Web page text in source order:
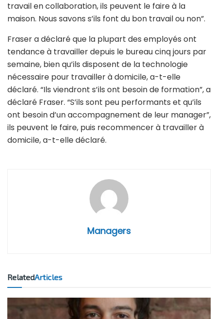
travail en collaboration, ils peuvent le faire à la
maison. Nous savons s’ils font du bon travail ou non”.
Fraser a déclaré que la plupart des employés ont
tendance à travailler depuis le bureau cinq jours par
semaine, bien qu’ils disposent de la technologie
nécessaire pour travailler à domicile, a-t-elle
déclaré. “Ils viendront s’ils ont besoin de formation”, a
déclaré Fraser. “S’ils sont peu performants et qu’ils
ont besoin d’un accompagnement de leur manager”,
ils peuvent le faire, puis recommencer à travailler à
domicile, a-t-elle déclaré.
Managers
RelatedArticles